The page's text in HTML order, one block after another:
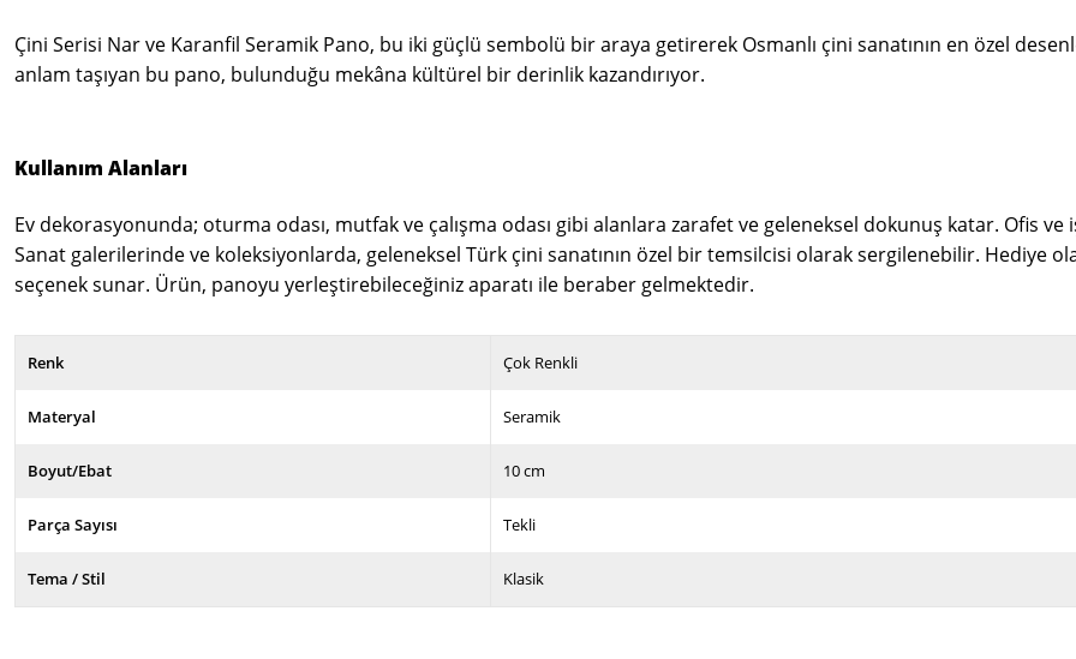
Çini Serisi Nar ve Karanfil Seramik Pano, bu iki güçlü sembolü bir araya getirerek Osmanlı çini sanatının en özel
anlam taşıyan bu pano, bulunduğu mekâna kültürel bir derinlik kazandırıyor.
Kullanım Alanları
Ev dekorasyonunda; oturma odası, mutfak ve çalışma odası gibi alanlara zarafet ve geleneksel dokunuş katar. Ofis
Sanat galerilerinde ve koleksiyonlarda, geleneksel Türk çini sanatının özel bir temsilcisi olarak sergilenebilir. Hediye
seçenek sunar. Ürün, panoyu yerleştirebileceğiniz aparatı ile beraber gelmektedir.
Renk Çok Renkli
Materyal Seramik
Boyut/Ebat 10 cm
Parça Sayısı Tekli
Tema / Stil Klasik